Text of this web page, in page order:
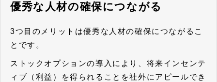
優秀な人材の確保につながる
3つ目のメリットは優秀な人材の確保につながるこ
とです。
ストックオプションの導入により、将来インセンテ
ィブ（利益）を得られることを社外にアピールでき